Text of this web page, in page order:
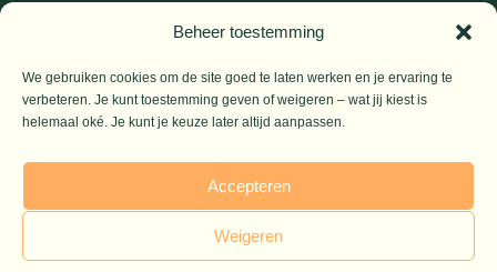
Beheer toestemming
We gebruiken cookies om de site goed te laten werken en je ervaring te
verbeteren. Je kunt toestemming geven of weigeren – wat jij kiest is
helemaal oké. Je kunt je keuze later altijd aanpassen.
Accepteren
Weigeren
Gerold Febis, Johanna Koelman, Ronald de Jong,Aart
Blom (artikelen), Iris Planting (Marieke)